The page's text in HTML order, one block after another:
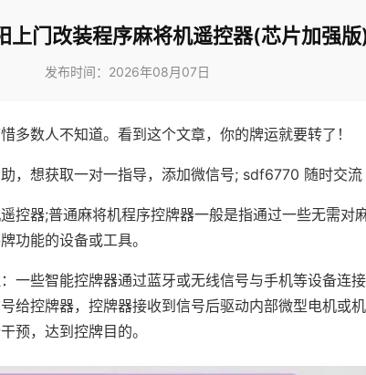
上门改装程序麻将机遥控器(芯片加强版
发布时间：2026年08月07日
多数人不知道。看到这个文章，你的牌运就要转了！
，想获取一对一指导，添加微信号; sdf6770 随时交流
控器;普通麻将机程序控牌器一般是指通过一些无需对
功能的设备或工具。
一些智能控牌器通过蓝牙或无线信号与手机等设备连
给控牌器，控牌器接收到信号后驱动内部微型电机或
预，达到控牌目的。